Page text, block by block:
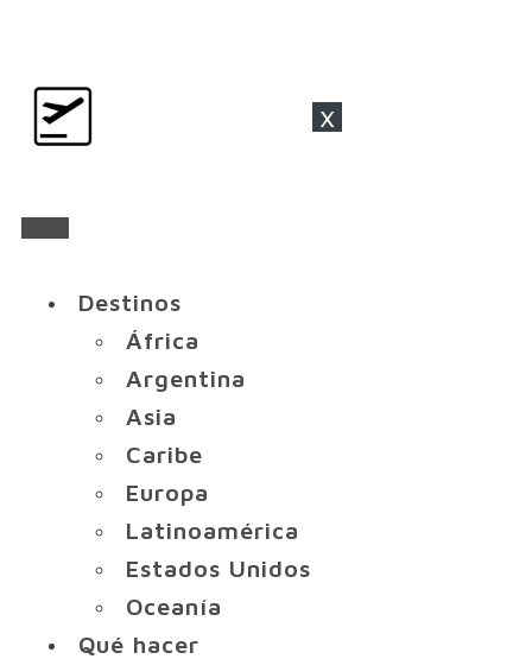
x
Destinos
África
Argentina
Asia
Caribe
Europa
Latinoamérica
Estados Unidos
Oceanía
Qué hacer